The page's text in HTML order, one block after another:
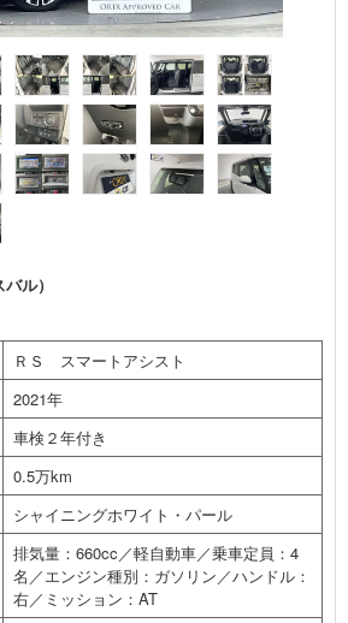
ル）
ＲＳ スマートアシスト
2021年
車検２年付き
0.5万km
シャイニングホワイト・パール
排気量：660cc／軽自動車／乗車定員：4
名／エンジン種別：ガソリン／ハンドル：
右／ミッション：AT